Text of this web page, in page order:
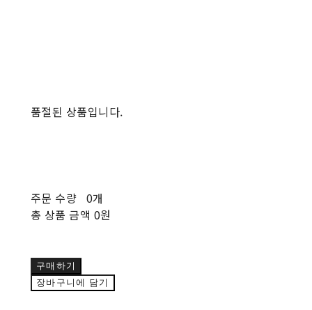
품절된 상품입니다.
주문 수량 0개
총 상품 금액 0원
구매하기
장바구니에 담기